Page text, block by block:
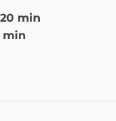
20 min
min